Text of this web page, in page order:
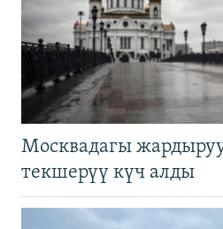
Москвадагы
текшерүү күч алды